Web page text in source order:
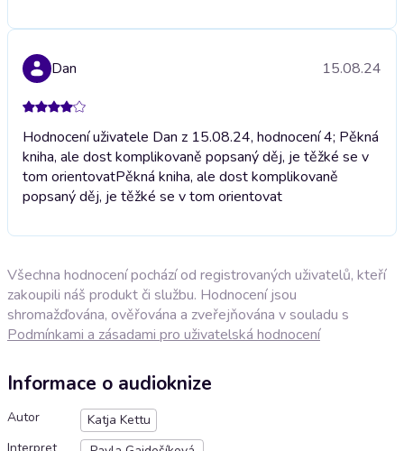
Dan 15.08.24
Hodnocení uživatele Dan z 15.08.24, hodnocení 4; Pěkná
kniha, ale dost komplikovaně popsaný děj, je těžké se v
tom orientovatPěkná kniha, ale dost komplikovaně
popsaný děj, je těžké se v tom orientovat
Všechna hodnocení pochází od registrovaných uživatelů, kteří
zakoupili náš produkt či službu. Hodnocení jsou
shromažďována, ověřována a zveřejňována v souladu s
Podmínkami a zásadami pro uživatelská hodnocení
Informace o audioknize
Autor
Katja Kettu